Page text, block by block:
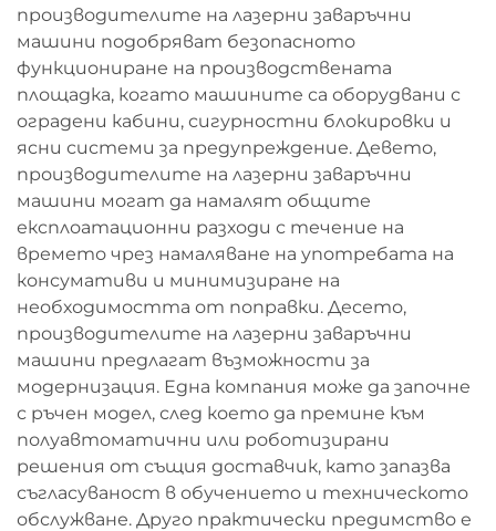
производителите на лазерни заваръчни
машини подобряват безопасното
функциониране на производствената
площадка, когато машините са оборудвани с
оградени кабини, сигурностни блокировки и
ясни системи за предупреждение. Девето,
производителите на лазерни заваръчни
машини могат да намалят общите
експлоатационни разходи с течение на
времето чрез намаляване на употребата на
консумативи и минимизиране на
необходимостта от поправки. Десето,
производителите на лазерни заваръчни
машини предлагат възможности за
модернизация. Една компания може да започне
с ръчен модел, след което да премине към
полуавтоматични или роботизирани
решения от същия доставчик, като запазва
съгласуваност в обучението и техническото
обслужване. Друго практически предимство е